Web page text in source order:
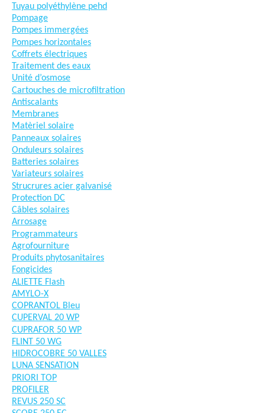
Tuyau polyéthylène pehd
Pompage
Pompes immergées
Pompes horizontales
Coffrets électriques
Traitement des eaux
Unité d’osmose
Cartouches de microfiltration
Antiscalants
Membranes
Matèriel solaire
Panneaux solaires
Onduleurs solaires
Batteries solaires
Variateurs solaires
Strucrures acier galvanisé
Protection DC
Câbles solaires
Arrosage
Programmateurs
Agrofourniture
Produits phytosanitaires
Fongicides
ALIETTE Flash
AMYLO-X
COPRANTOL Bleu
CUPERVAL 20 WP
CUPRAFOR 50 WP
FLINT 50 WG
HIDROCOBRE 50 VALLES
LUNA SENSATION
PRIORI TOP
PROFILER
REVUS 250 SC